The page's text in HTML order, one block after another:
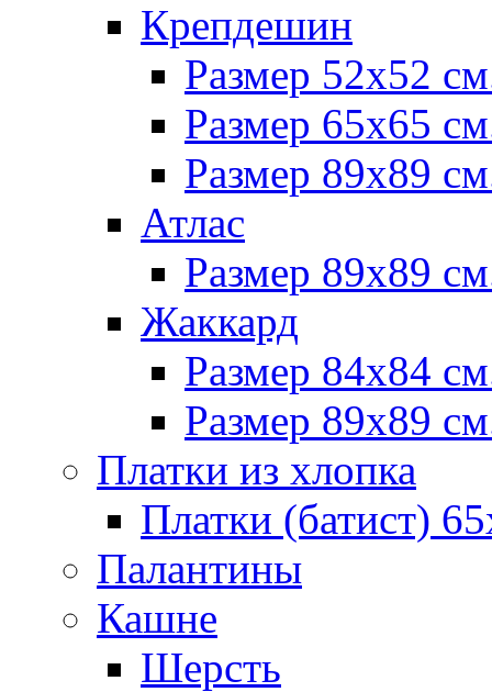
Крепдешин
Размер 52х52
Размер 65х65
Размер 89х89
Атлас
Размер 89х89
Жаккард
Размер 84х84
Размер 89х89
Платки из хлопка
Платки (батист)
Палантины
Кашне
Шерсть